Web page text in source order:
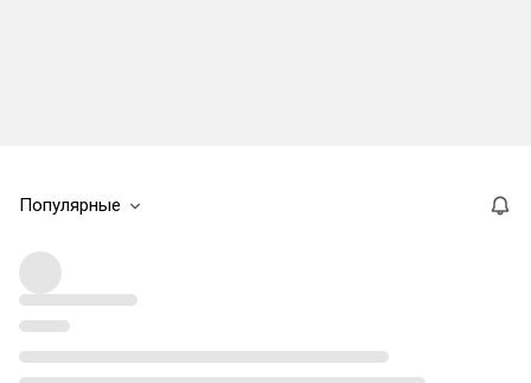
Популярные